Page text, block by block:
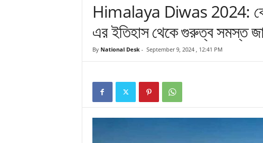
Himalaya Diwas 2024: কেন
এর ইতিহাস থেকে গুরুত্ব সমস্ত
By National Desk- September 9, 2024 , 12:41 PM